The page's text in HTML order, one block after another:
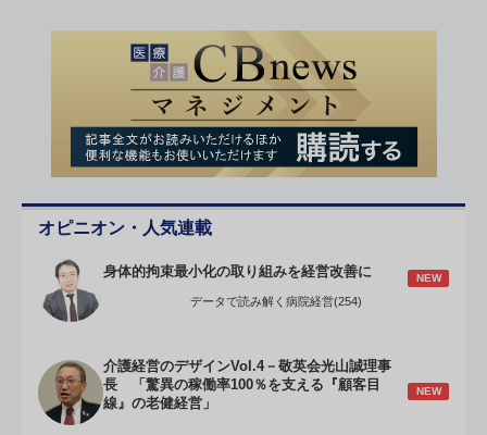
オピニオン・人気連載
身体的拘束最小化の取り組みを経営改善に NEW
データで読み解く病院経営(254)
介護経営のデザインVol.4－敬英会光山誠理事
長 「驚異の稼働率100％を支える『顧客目
線』の老健経営」
NEW